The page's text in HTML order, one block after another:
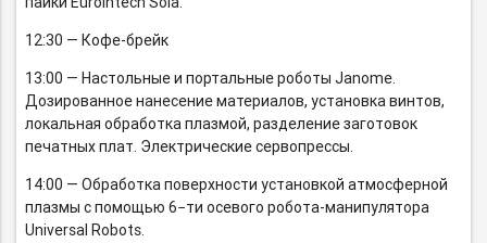
12:30 — Кофе-брейк
13:00 — Настольные и портальные роботы Janome.
Дозированное нанесение материалов, установка винтов,
локальная обработка плазмой, разделение заготовок
печатных плат. Электрические сервопрессы.
14:00 — Обработка поверхности установкой атмосферной
плазмы с помощью 6−ти осевогоробота-манипулятора
Universal Robots.